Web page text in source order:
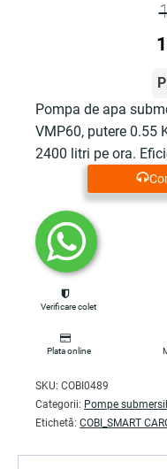
a
Pompa de apa
VMP60, putere 0.55
2400 litri pe ora.
Verificare colet
Plata online
SKU: COBI0489
Categorii: Pompe
Etichetă: COBI_SMART